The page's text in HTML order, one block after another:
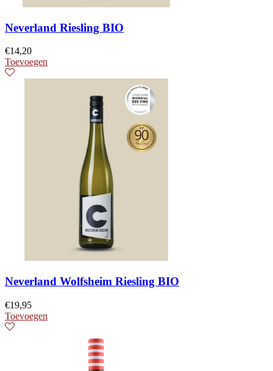
Neverland Riesling BIO
€14,20
Toevoegen
Neverland Wolfsheim Riesling BIO
€19,95
Toevoegen